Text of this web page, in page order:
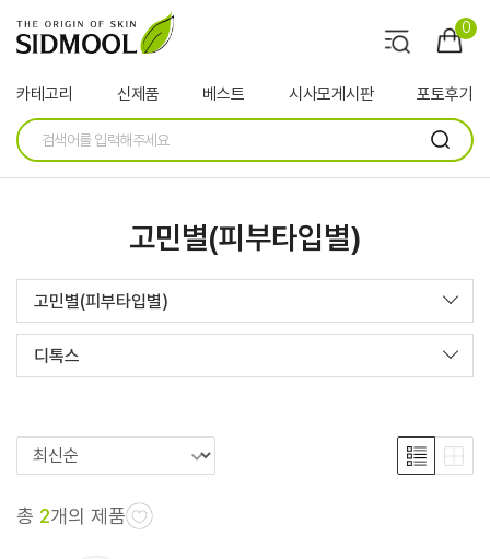
0
카테고리 신제품 베스트 시사모게시판 포토후기
고민별(피부타입별)
고민별(피부타입별)
디톡스
총 2개의 제품